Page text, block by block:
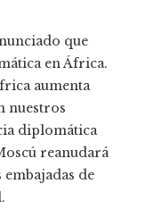
que
en África.
aumenta
nuestros
diplomática
reanudará
de